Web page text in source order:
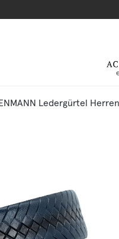
Ledergürtel